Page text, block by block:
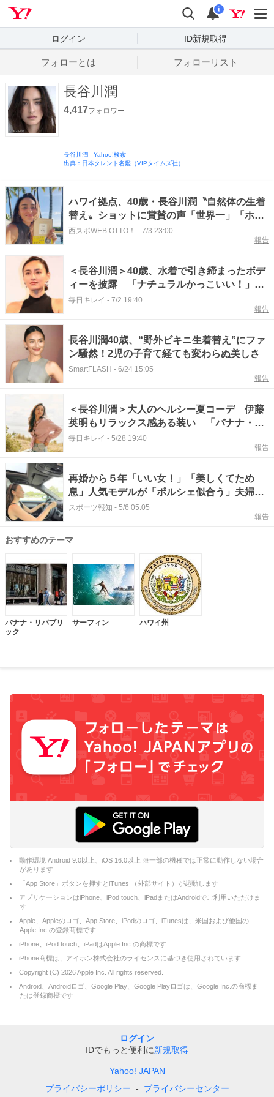
検索
通知
i
ログイン ID新規取得
フォローとは フォローリスト
長谷川潤
4,417フォロワー
長谷川潤 - Yahoo!検索
出典：日本タレント名鑑（VIPタイムズ社）
ハワイ拠点、40歳・長谷川潤〝自然体の生着
替え〟ショットに賞賛の声「世界一」「ホノ
カアボーイを思い出しました」
西スポWEB OTTO！ - 7/3 23:00
報告
＜長谷川潤＞40歳、水着で引き締まったボデ
ィーを披露 「ナチュラルかっこいい！」
「ヘルシーでずっと憧れ」と話題
毎日キレイ - 7/2 19:40
報告
長谷川潤40歳、“野外ビキニ生着替え”にファ
ン騒然！2児の子育て経ても変わらぬ美しさ
SmartFLASH - 6/24 15:05
報告
＜長谷川潤＞大人のヘルシー夏コーデ 伊藤
英明もリラックス感ある装い 「バナナ・リ
パブリック」夏ビジュアルが公開
毎日キレイ - 5/28 19:40
報告
再婚から５年「いい女！」「美しくてため
息」人気モデルが「ポルシェ似合う」夫婦シ
ョットも話題の長谷川潤
スポーツ報知 - 5/6 05:05
報告
おすすめのテーマ
バナナ・リパブリ
ック
サーフィン ハワイ州
動作環境 Android 9.0以上、iOS 16.0以上 ※一部の機種では正常に動作しない場合
があります
「App Store」ボタンを押すとiTunes （外部サイト）が起動します
アプリケーションはiPhone、iPod touch、iPadまたはAndroidでご利用いただけま
す
Apple、Appleのロゴ、App Store、iPodのロゴ、iTunesは、米国および他国の
Apple Inc.の登録商標です
iPhone、iPod touch、iPadはApple Inc.の商標です
iPhone商標は、アイホン株式会社のライセンスに基づき使用されています
Copyright (C) 2026Apple Inc. All rights reserved.
Android、Androidロゴ、Google Play、Google Playロゴは、Google Inc.の商標ま
たは登録商標です
ログイン
IDでもっと便利に新規取得
Yahoo! JAPAN
プライバシーポリシー
プライバシーセンター